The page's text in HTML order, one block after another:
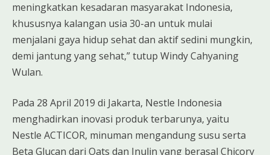
meningkatkan kesadaran masyarakat Indonesia,
khususnya kalangan usia 30-an untuk mulai
menjalani gaya hidup sehat dan aktif sedini mungkin,
demi jantung yang sehat,” tutup Windy Cahyaning
Wulan.
Pada 28 April 2019 di Jakarta, Nestle Indonesia
menghadirkan inovasi produk terbarunya, yaitu
Nestle ACTICOR, minuman mengandung susu serta
Beta Glucan dari Oats dan Inulin yang berasal Chicory